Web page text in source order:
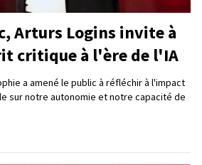
Arturs Logins invite à
critique à l'ère de l'IA
a amené le public à réfléchir à l'impact
sur notre autonomie et notre capacité de